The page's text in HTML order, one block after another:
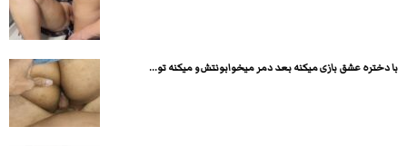
با دختره عشق بازی میکنه بعد دمر میخوابونتش و میکنه تو...